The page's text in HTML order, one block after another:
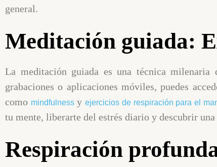
general.
Meditación guiada:
La meditación guiada es una técnica
grabaciones o aplicaciones móviles, puedes
como mindfulnessyejercicios de respiración para el
tu mente, liberarte del estrés diario y descubrir
Respiración